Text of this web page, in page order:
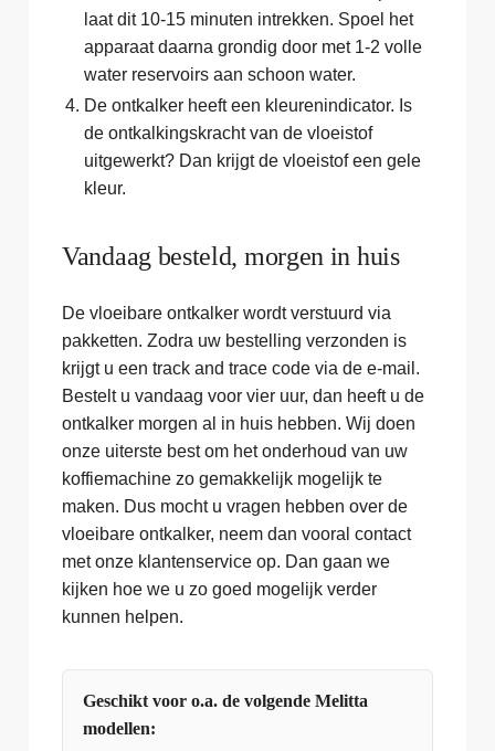
laat dit 10-15 minuten intrekken. Spoel het
apparaat daarna grondig door met 1-2 volle
water reservoirs aan schoon water.
De ontkalker heeft een kleurenindicator. Is
de ontkalkingskracht van de vloeistof
uitgewerkt? Dan krijgt de vloeistof een gele
kleur.
Vandaag besteld, morgen in huis
De vloeibare ontkalker wordt verstuurd via
pakketten. Zodra uw bestelling verzonden is
krijgt u een track and trace code via de e-mail.
Bestelt u vandaag voor vier uur, dan heeft u de
ontkalker morgen al in huis hebben. Wij doen
onze uiterste best om het onderhoud van uw
koffiemachine zo gemakkelijk mogelijk te
maken. Dus mocht u vragen hebben over de
vloeibare ontkalker, neem dan vooral contact
met onze klantenservice op. Dan gaan we
kijken hoe we u zo goed mogelijk verder
kunnen helpen.
Geschikt voor o.a. de volgende Melitta
modellen: